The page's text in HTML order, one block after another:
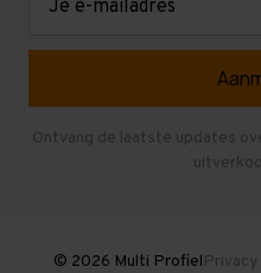
Gebruikte entresolvloeren
Ontvang de laatste updates
© 2026 Multi Profiel